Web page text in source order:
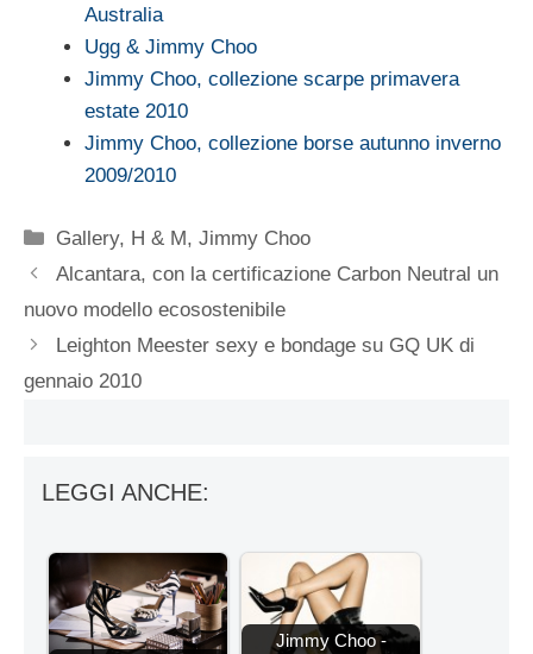
Australia
Ugg & Jimmy Choo
Jimmy Choo, collezione scarpe primavera
estate 2010
Jimmy Choo, collezione borse autunno inverno
2009/2010
Categorie
Gallery, H & M,Jimmy Choo
Alcantara, con la certificazione Carbon Neutral un
nuovo modello ecosostenibile
Leighton Meester sexy e bondage su GQ UK di
gennaio 2010
LEGGI ANCHE:
Jimmy Choo -